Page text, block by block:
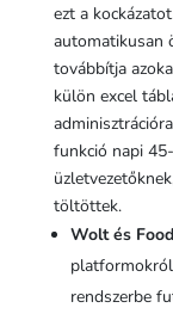
ezt a
automatikusan
továbbítja
külön excel
funkció napi
töltöttek.
Wolt és
rendszerbe